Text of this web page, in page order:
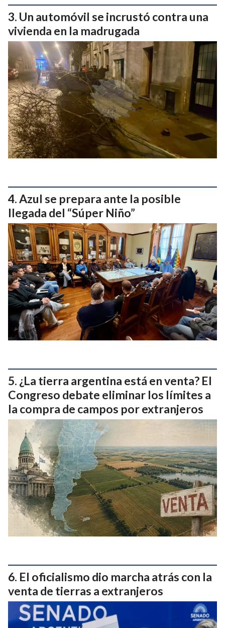
Un automóvil se incrustó contra una
vivienda en la madrugada
Azul se prepara ante la posible
llegada del “Súper Niño”
¿La tierra argentina está en venta? El
Congreso debate eliminar los límites a
la compra de campos por extranjeros
El oficialismo dio marcha atrás con la
venta de tierras a extranjeros